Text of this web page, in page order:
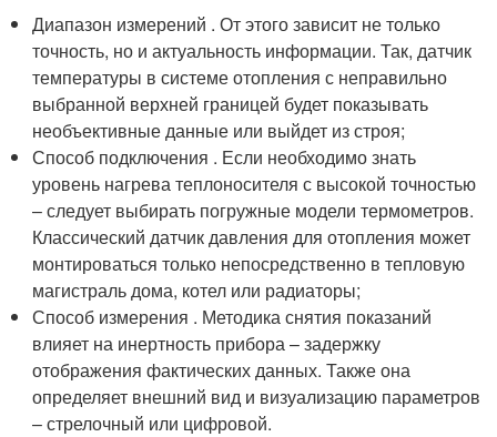
Диапазон измерений . От этого зависит не только
точность, но и актуальность информации. Так, датчик
температуры в системе отопления с неправильно
выбранной верхней границей будет показывать
необъективные данные или выйдет из строя;
Способ подключения . Если необходимо знать
уровень нагрева теплоносителя с высокой точностью
– следует выбирать погружные модели термометров.
Классический датчик давления для отопления может
монтироваться только непосредственно в тепловую
магистраль дома, котел или радиаторы;
Способ измерения . Методика снятия показаний
влияет на инертность прибора – задержку
отображения фактических данных. Также она
определяет внешний вид и визуализацию параметров
– стрелочный или цифровой.